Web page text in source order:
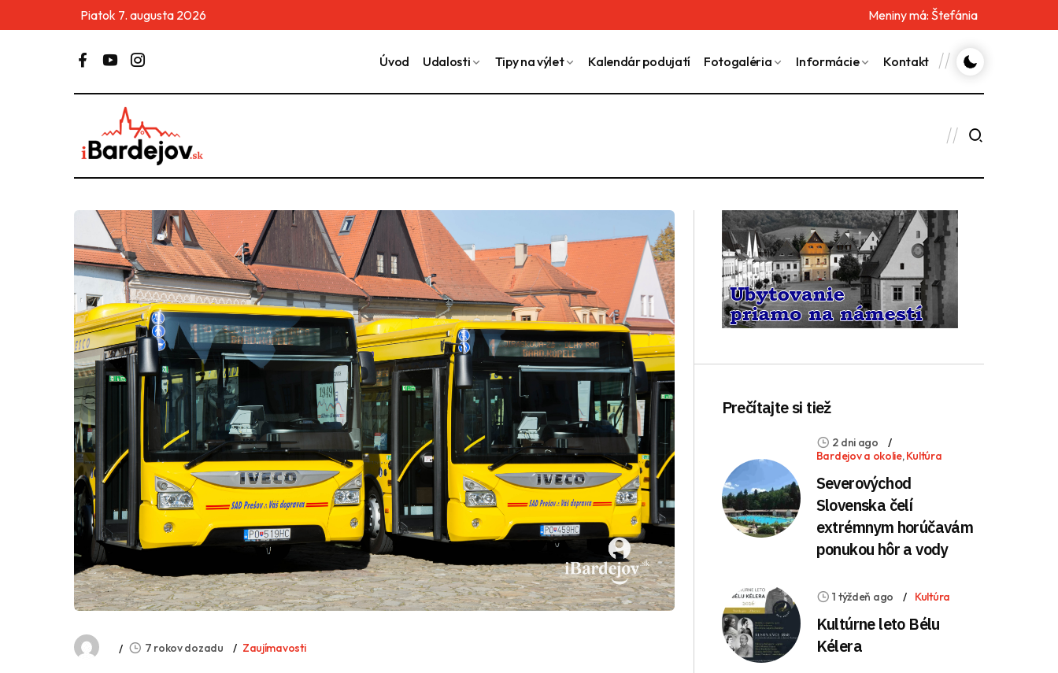
Piatok 7. augusta 2026 Meniny má: Štefánia
Úvod Udalosti Tipy na výlet Kalendár podujatí Fotogaléria Informácie Kontakt
7 rokov dozadu Zaujímavosti
Prečítajte si tiež
2 dni ago
Bardejov a okolie,Kultúra
Severovýchod
Slovenska čelí
extrémnym horúčavám
ponukou hôr a vody
1 týždeň ago Kultúra
Kultúrne leto Bélu
Kélera